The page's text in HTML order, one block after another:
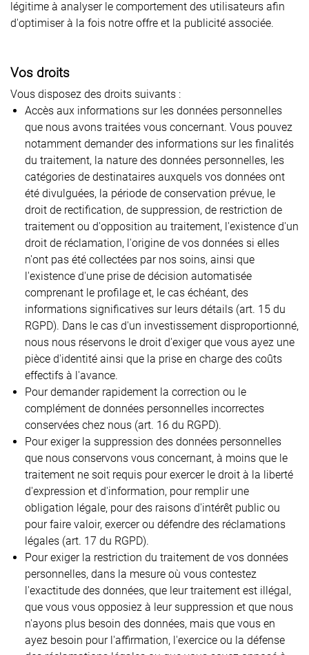
légitime à analyser le comportement des utilisateurs afin
d'optimiser à la fois notre offre et la publicité associée.
Vos droits
Vous disposez des droits suivants :
Accès aux informations sur les données personnelles
que nous avons traitées vous concernant. Vous pouvez
notamment demander des informations sur les finalités
du traitement, la nature des données personnelles, les
catégories de destinataires auxquels vos données ont
été divulguées, la période de conservation prévue, le
droit de rectification, de suppression, de restriction de
traitement ou d'opposition au traitement, l'existence d'un
droit de réclamation, l'origine de vos données si elles
n'ont pas été collectées par nos soins, ainsi que
l'existence d'une prise de décision automatisée
comprenant le profilage et, le cas échéant, des
informations significatives sur leurs détails (art. 15 du
RGPD). Dans le cas d'un investissement disproportionné,
nous nous réservons le droit d'exiger que vous ayez une
pièce d'identité ainsi que la prise en charge des coûts
effectifs à l'avance.
Pour demander rapidement la correction ou le
complément de données personnelles incorrectes
conservées chez nous (art. 16 du RGPD).
Pour exiger la suppression des données personnelles
que nous conservons vous concernant, à moins que le
traitement ne soit requis pour exercer le droit à la liberté
d'expression et d'information, pour remplir une
obligation légale, pour des raisons d'intérêt public ou
pour faire valoir, exercer ou défendre des réclamations
légales (art. 17 du RGPD).
Pour exiger la restriction du traitement de vos données
personnelles, dans la mesure où vous contestez
l'exactitude des données, que leur traitement est illégal,
que vous vous opposiez à leur suppression et que nous
n'ayons plus besoin des données, mais que vous en
ayez besoin pour l'affirmation, l'exercice ou la défense